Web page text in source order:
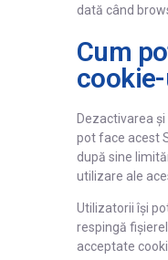
dată când
Cum
Dezactivarea
pot face acest
după sine
utilizare ale
Utilizatorii își
respingă
acceptate